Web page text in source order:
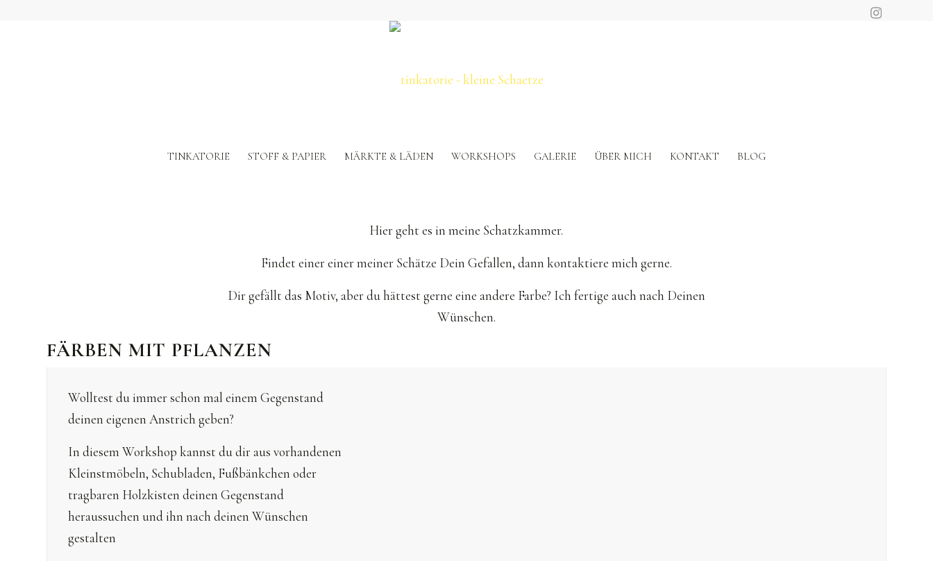
TINKATORIE STOFF & PAPIER MÄRKTE & LÄDEN WORKSHOPS GALERIE ÜBER MICH KONTAKT BLOG
Hier geht es in meine Schatzkammer.
Findet einer einer meiner Schätze Dein Gefallen, dann kontaktiere mich gerne.
Dir gefällt das Motiv, aber du hättest gerne eine andere Farbe? Ich fertige auch nach Deinen
Wünschen.
FÄRBEN MIT PFLANZEN
Wolltest du immer schon mal einem Gegenstand
deinen eigenen Anstrich geben?
In diesem Workshop kannst du dir aus vorhandenen
Kleinstmöbeln, Schubladen, Fußbänkchen oder
tragbaren Holzkisten deinen Gegenstand
heraussuchen und ihn nach deinen Wünschen
gestalten